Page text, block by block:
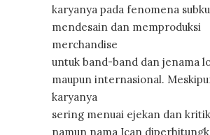
karyanya pada fenomena
mendesain dan memproduksi
merchandise
untuk band-band dan jenama
maupun internasional.
karyanya
sering menuai ejekan dan
namun nama Ican